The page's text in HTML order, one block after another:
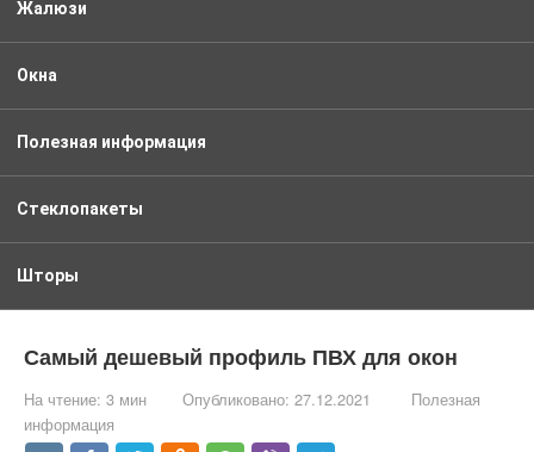
Жалюзи
Окна
Полезная информация
Стеклопакеты
Шторы
Самый дешевый профиль ПВХ для окон
На чтение: 3 мин Опубликовано: 27.12.2021
Полезная
информация